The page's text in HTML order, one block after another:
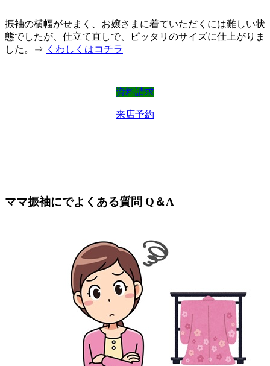
振袖の横幅がせまく、お嬢さまに着ていただくには難しい状
態でしたが、仕立て直しで、ピッタリのサイズに仕上がりま
した。⇒ くわしくはコチラ
資料請求
来店予約
ママ振袖にでよくある質問 Q＆A